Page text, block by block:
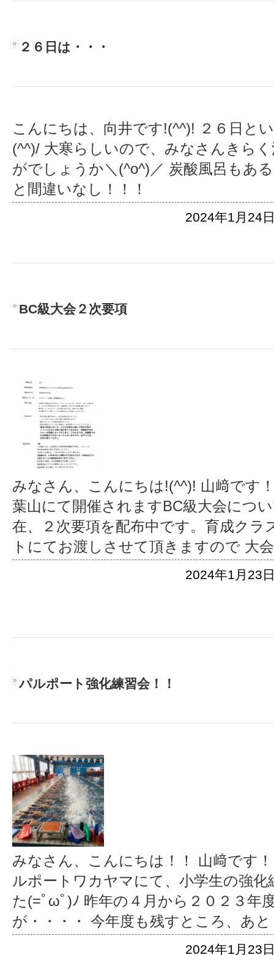
２６日は・・・
こんにちは、向井です!(^^)! ２６日と
(^^)/ 大寒らしいので、みなさんきら
がでしょうか＼(^o^)／ 炭酸風呂もあ
と間違いなし！！！
2024年1月24
BC級大会２次要項
みなさん、こんにちは!(^^)! 山﨑です
葉山にて開催されますBC級大会につ
在、２次要項を配布中です。育成クラ
トにてお渡しさせて頂きますので 大
2024年1月23
パルポート強化練習会！！
みなさん、こんにちは！！ 山﨑です
ルポートワカヤマにて、小学生の強
た(=ﾟωﾟ)ﾉ 昨年の４月から２０２３年
が・・・・ 今年度も残すところ、あ
2024年1月23